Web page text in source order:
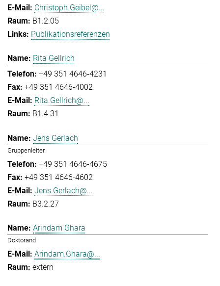
Christoph.Geibel@...
B1.2.05
Publikationsreferenzen
Rita Gellrich
+49 351 4646-4231
+49 351 4646-4002
Rita.Gellrich@...
B1.4.31
Jens Gerlach
Gruppenleiter
+49 351 4646-4675
+49 351 4646-4602
Jens.Gerlach@...
B3.2.27
Arindam Ghara
Doktorand
Arindam.Ghara@...
extern